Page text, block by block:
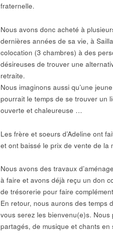
fraternelle.
Nous avons donc acheté à
dernières années de sa vie, à
colocation (3 chambres) à des
désireuses de trouver une
retraite.
Nous imaginons aussi qu’une
pourrait le temps de se trouver un
ouverte et chaleureuse …
Les frère et soeurs d’Adeline ont
et ont baissé le prix de vente de la
Nous avons des travaux
à faire et avons déjà reçu un don
de trésorerie pour faire
En retour, nous aurons des temps
vous serez les bienvenu(e)s.
partagés, de musique et chants